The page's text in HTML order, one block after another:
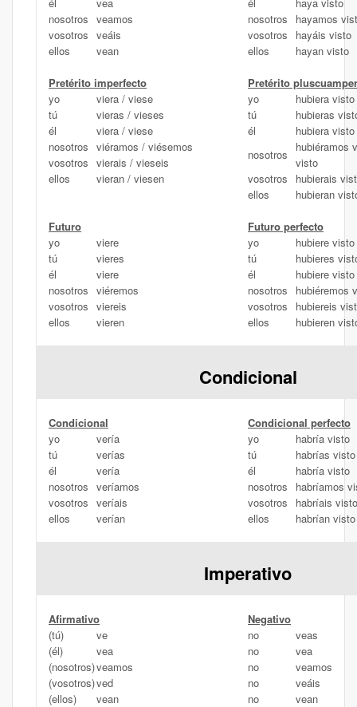
nosotros veamos
vosotros veáis
ellos
vean
nosotros
hayamos
vosotros
hayáis visto
ellos
hayan visto
Pretérito imperfecto
yo
viera / viese
tú
vieras / vieses
él
viera / viese
nosotros viéramos / viésemos
vosotros vierais / vieseis
ellos
vieran / viesen
Pretérito
yo
hubiera
tú
hubieras
él
hubiera
nosotros
hubiéramos
visto
vosotros
hubierais
ellos
hubieran
Futuro
yo
viere
tú
vieres
él
viere
nosotros viéremos
vosotros viereis
ellos
vieren
Futuro perfecto
yo
hubiere visto
tú
hubieres
él
hubiere visto
nosotros
hubiéremos
vosotros
hubiereis
ellos
hubieren
Condicional
Condicional
yo
vería
tú
verías
él
vería
nosotros veríamos
vosotros veríais
ellos
verían
Condicional perfecto
yo
habría visto
tú
habrías visto
él
habría visto
nosotros
habríamos
vosotros
habríais visto
ellos
habrían visto
Imperativo
Afirmativo
(tú)
ve
(él)
vea
(nosotros)veamos
(vosotros)ved
(ellos)
vean
Negativo
no
veas
no
vea
no
veamos
no
veáis
no
vean